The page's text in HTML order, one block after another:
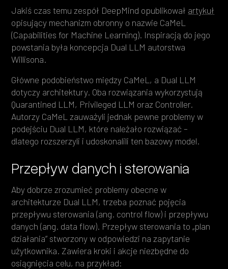
Jakiś czas temu zespół DeepMind opublikował artykuł
opisujący mechanizm obronny o nazwie CaMeL
(Capabilities for Machine Learning). Inspiracją do jego
powstania była koncepcja Dual LLM autorstwa
Willisona.
Główne podobieństwo między CaMeL, a Dual LLM
dotyczy architektury. Oba rozwiązania wykorzystują
Quarantined LLM, Privileged LLM oraz Controller.
Autorzy CaMeL zauważyli jednak pewne problemy w
podejściu Dual LLM, które należało rozwiązać –
dlatego rozszerzyli i udoskonalili ten bazowy model.
Przepływ danych i sterowania
Aby dobrze zrozumieć problemy obecne w
architekturze Dual LLM, trzeba poznać pojęcia
przepływu sterowania (ang. control flow) i przepływu
danych (ang. data flow). Przepływ sterowania to „plan
działania” stworzony w odpowiedzi na zapytanie
użytkownika. Zawiera kroki i akcje niezbędne do
osiągnięcia celu, na przykład: